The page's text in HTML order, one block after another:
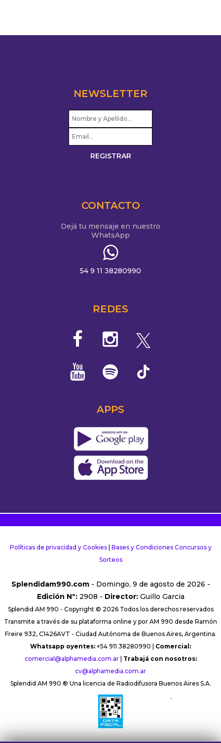
NEWSLETTER
CONTACTO
Dejá tu mensaje en nuestro
WhatsApp
54 9 11 38280990
REDES
APPS
Políticas de privacidad y Cookies| Bases y Condiciones Concursos y
Sorteos
Splendidam990.com- Domingo, 9 de agosto de 2026 -
Edición Nº:2908 - Director:Guillo Garcia
Splendid AM 990 - Copyright © 2026 Todos los derechos reservados
Transmite a través de su plataforma online y por AM 990 desde Ramón
Freire 932, C1426AVT - Ciudad Autónoma de Buenos Aires, Argentina.
Whatsapp oyentes: +54 911 38280990 | Comercial:
comercial@alphamedia.com.ar| Trabajá con nosotros:
cv@alphamedia.com.ar
Splendid AM 990 ® Una licencia de Radiodifusora Buenos Aires S.A.
´